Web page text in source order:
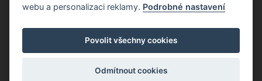
Copyright © Novy Web s.r.o. 2026
webu a personalizaci reklamy. Podrobné nastavení
Povolit všechny cookies
Odmítnout cookies